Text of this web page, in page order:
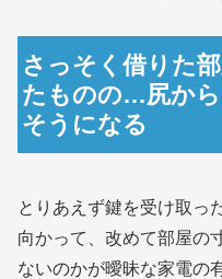
さっそく借りた
たものの…尻か
そうになる
とりあえず鍵を受け取っ
向かって、改めて部屋の
ないのかが曖昧な家電の